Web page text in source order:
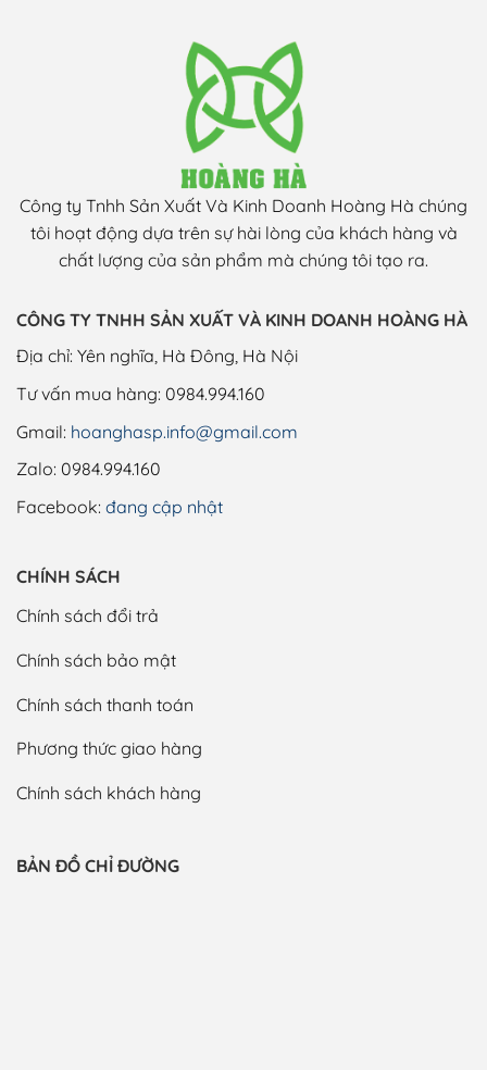
Công ty Tnhh Sản Xuất Và Kinh Doanh Hoàng Hà chúng
tôi hoạt động dựa trên sự hài lòng của khách hàng và
chất lượng của sản phẩm mà chúng tôi tạo ra.
CÔNG TY TNHH SẢN XUẤT VÀ KINH DOANH HOÀNG HÀ
Địa chỉ: Yên nghĩa, Hà Đông, Hà Nội
Tư vấn mua hàng: 0984.994.160
Gmail: hoanghasp.info@gmail.com
Zalo: 0984.994.160
Facebook: đang cập nhật
CHÍNH SÁCH
Chính sách đổi trả
Chính sách bảo mật
Chính sách thanh toán
Phương thức giao hàng
Chính sách khách hàng
BẢN ĐỒ CHỈ ĐƯỜNG